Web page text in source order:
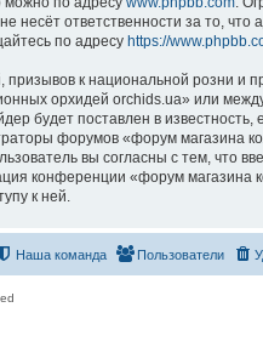
несёт ответственности за то,
по адресу https://
к национальной розни и
орхидей orchids.ua» или
будет поставлен в
форумов «форум магазина
вы согласны с тем, что
конференции «форум магазина
к ней.
Пользователи
Наша команда